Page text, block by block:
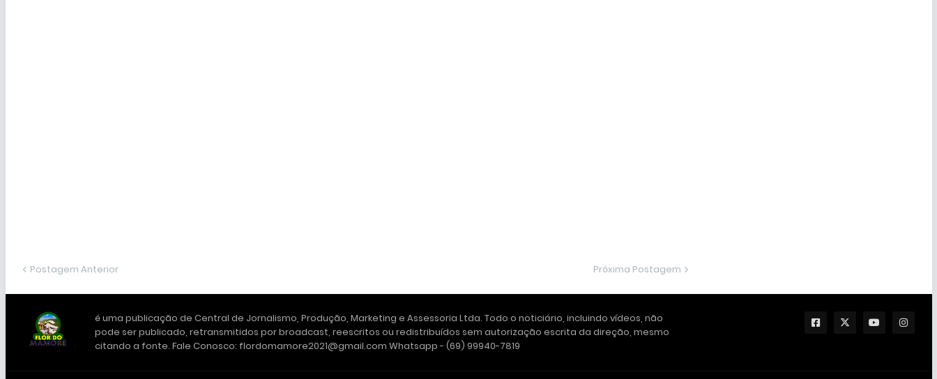
Postagem Anterior Próxima Postagem
é uma publicação de Central de Jornalismo, Produção, Marketing e Assessoria Ltda. Todo o noticiário, incluindo vídeos, não
pode ser publicado, retransmitidos por broadcast, reescritos ou redistribuídos sem autorização escrita da direção, mesmo
citando a fonte. Fale Conosco: flordomamore2021@gmail.com Whatsapp - (69) 99940-7819